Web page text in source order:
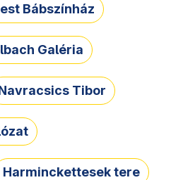
Bábszínház
Galéria
Tibor
Harminckettesek tere